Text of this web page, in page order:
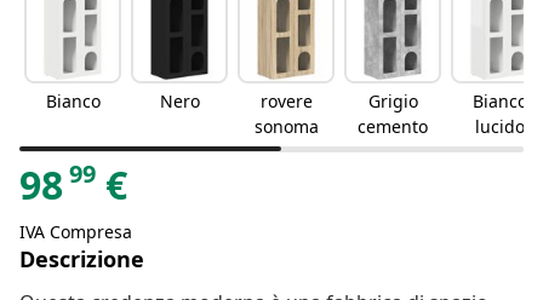
Bianco Nero
rovere
sonoma
Grigio
cemento
Bianco
lucido
9899 €
IVA Compresa
Descrizione